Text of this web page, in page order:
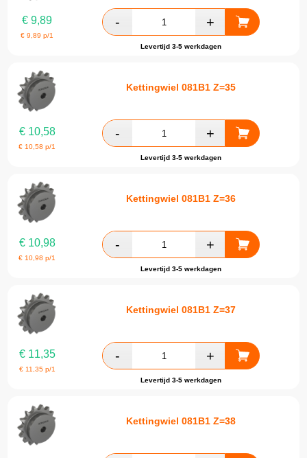
€ 9,89
€9,89 p/1
Levertijd 3-5 werkdagen
Kettingwiel 081B1 Z=35
€10,58
€ 10,58 p/1
Levertijd 3-5 werkdagen
Kettingwiel 081B1 Z=36
€10,98
€ 10,98 p/1
Levertijd 3-5 werkdagen
Kettingwiel 081B1 Z=37
€11,35
€ 11,35p/1
Levertijd 3-5 werkdagen
Kettingwiel 081B1 Z=38